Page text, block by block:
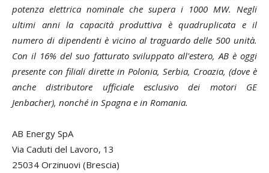
potenza elettrica nominale che supera i 1000 MW. Negli
ultimi anni la capacità produttiva è quadruplicata e il
numero di dipendenti è vicino al traguardo delle 500 unità.
Con il 16% del suo fatturato sviluppato all'estero, AB è oggi
presente con filiali dirette in Polonia, Serbia, Croazia, (dove è
anche distributore ufficiale esclusivo dei motori GE
Jenbacher), nonché in Spagna e in Romania.
AB Energy SpA
Via Caduti del Lavoro, 13
25034 Orzinuovi (Brescia)